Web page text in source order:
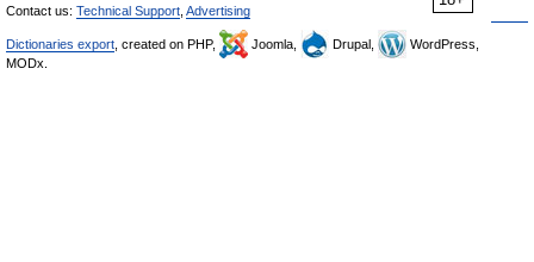
Contact us: Technical Support Advertising
Dictionaries export , created on PHP, Joomla, Drupal,
WordPress,
MODx.